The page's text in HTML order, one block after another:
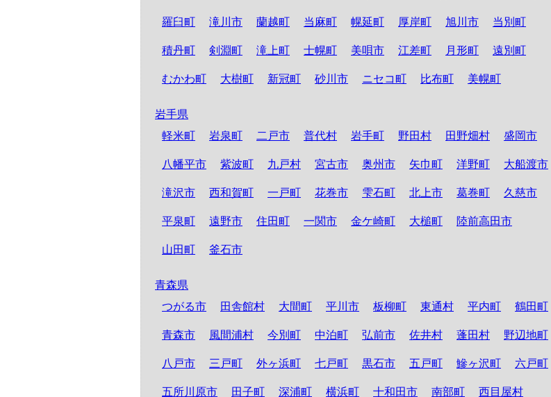
羅臼町 滝川市 蘭越町 当麻町 幌延町 厚岸町 旭川市 当別町
積丹町 剣淵町 滝上町 士幌町 美唄市 江差町 月形町 遠別町
むかわ町 大樹町 新冠町 砂川市 ニセコ町 比布町 美幌町
岩手県
軽米町
岩泉町 二戸市 普代村 岩手町 野田村 田野畑村 盛岡市
八幡平市 紫波町 九戸村 宮古市 奥州市 矢巾町 洋野町 大船渡市
滝沢市 西和賀町 一戸町 花巻市 雫石町 北上市 葛巻町 久慈市
平泉町 遠野市 住田町 一関市 金ケ崎町 大槌町 陸前高田市
山田町 釜石市
青森県
つがる市
田舎館村 大間町 平川市 板柳町 東通村 平内町 鶴田町
青森市 風間浦村 今別町 中泊町 弘前市 佐井村 蓬田村 野辺地町
八戸市 三戸町 外ヶ浜町 七戸町 黒石市 五戸町 鰺ヶ沢町 六戸町
五所川原市 田子町 深浦町 横浜町 十和田市 南部町 西目屋村